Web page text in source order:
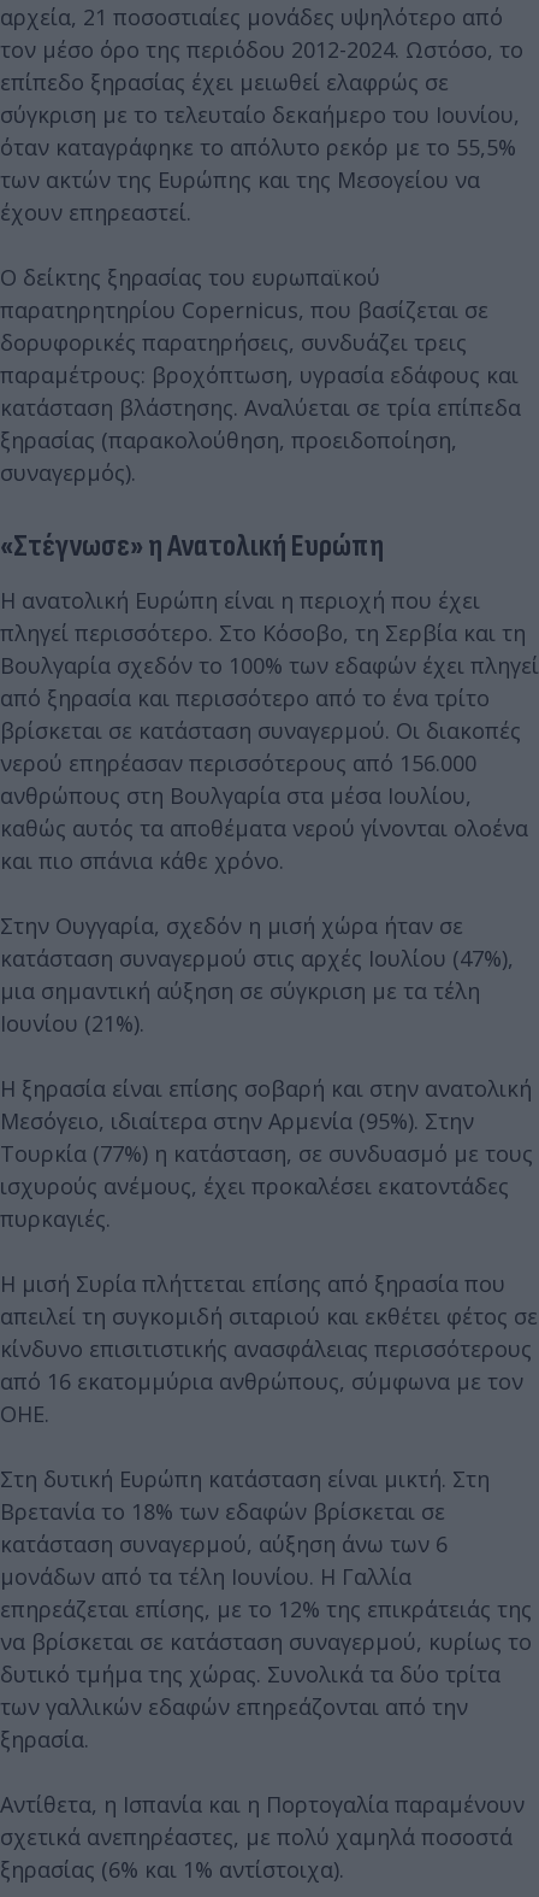
αρχεία, 21 ποσοστιαίες μονάδες υψηλότερο από
τον μέσο όρο της περιόδου 2012-2024. Ωστόσο, το
επίπεδο ξηρασίας έχει μειωθεί ελαφρώς σε
σύγκριση με το τελευταίο δεκαήμερο του Ιουνίου,
όταν καταγράφηκε το απόλυτο ρεκόρ με το 55,5%
των ακτών της Ευρώπης και της Μεσογείου να
έχουν επηρεαστεί.
Ο δείκτης ξηρασίας του ευρωπαϊκού
παρατηρητηρίου Copernicus, που βασίζεται σε
δορυφορικές παρατηρήσεις, συνδυάζει τρεις
παραμέτρους: βροχόπτωση, υγρασία εδάφους και
κατάσταση βλάστησης. Αναλύεται σε τρία επίπεδα
ξηρασίας (παρακολούθηση, προειδοποίηση,
συναγερμός).
«Στέγνωσε» η Ανατολική Ευρώπη
Η ανατολική Ευρώπη είναι η περιοχή που έχει
πληγεί περισσότερο. Στο Κόσοβο, τη Σερβία και τη
Βουλγαρία σχεδόν το 100% των εδαφών έχει πληγεί
από ξηρασία και περισσότερο από το ένα τρίτο
βρίσκεται σε κατάσταση συναγερμού. Οι διακοπές
νερού επηρέασαν περισσότερους από 156.000
ανθρώπους στη Βουλγαρία στα μέσα Ιουλίου,
καθώς αυτός τα αποθέματα νερού γίνονται ολοένα
και πιο σπάνια κάθε χρόνο.
Στην Ουγγαρία, σχεδόν η μισή χώρα ήταν σε
κατάσταση συναγερμού στις αρχές Ιουλίου (47%),
μια σημαντική αύξηση σε σύγκριση με τα τέλη
Ιουνίου (21%).
Η ξηρασία είναι επίσης σοβαρή και στην ανατολική
Μεσόγειο, ιδιαίτερα στην Αρμενία (95%). Στην
Τουρκία (77%) η κατάσταση, σε συνδυασμό με τους
ισχυρούς ανέμους, έχει προκαλέσει εκατοντάδες
πυρκαγιές.
Η μισή Συρία πλήττεται επίσης από ξηρασία που
απειλεί τη συγκομιδή σιταριού και εκθέτει φέτος σε
κίνδυνο επισιτιστικής ανασφάλειας περισσότερους
από 16 εκατομμύρια ανθρώπους, σύμφωνα με τον
ΟΗΕ.
Στη δυτική Ευρώπη κατάσταση είναι μικτή. Στη
Βρετανία το 18% των εδαφών βρίσκεται σε
κατάσταση συναγερμού, αύξηση άνω των 6
μονάδων από τα τέλη Ιουνίου. Η Γαλλία
επηρεάζεται επίσης, με το 12% της επικράτειάς της
να βρίσκεται σε κατάσταση συναγερμού, κυρίως το
δυτικό τμήμα της χώρας. Συνολικά τα δύο τρίτα
των γαλλικών εδαφών επηρεάζονται από την
ξηρασία.
Αντίθετα, η Ισπανία και η Πορτογαλία παραμένουν
σχετικά ανεπηρέαστες, με πολύ χαμηλά ποσοστά
ξηρασίας (6% και 1% αντίστοιχα).